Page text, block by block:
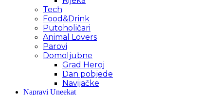
Tech
Food&Drink
Putoholičari
Animal Lovers
Parovi
Domoljubne
Grad Heroj
Dan pobjede
Navijačke
Napravi Uneekat